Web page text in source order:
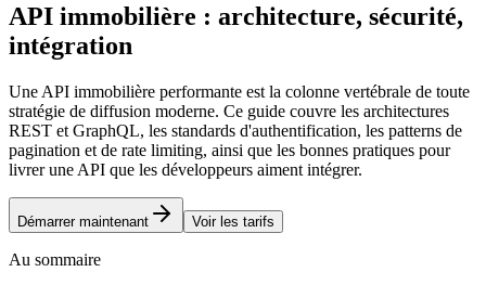
API immobilière : architecture, sécurité,
intégration
Une API immobilière performante est la colonne vertébrale de toute
stratégie de diffusion moderne. Ce guide couvre les architectures
REST et GraphQL, les standards d'authentification, les patterns de
pagination et de rate limiting, ainsi que les bonnes pratiques pour
livrer une API que les développeurs aiment intégrer.
Démarrer maintenant Voir les tarifs
Au sommaire